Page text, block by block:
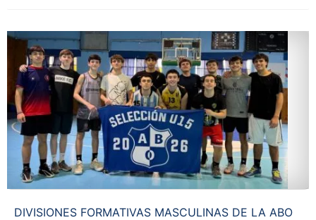
DIVISIONES FORMATIVAS MASCULINAS DE LA ABO